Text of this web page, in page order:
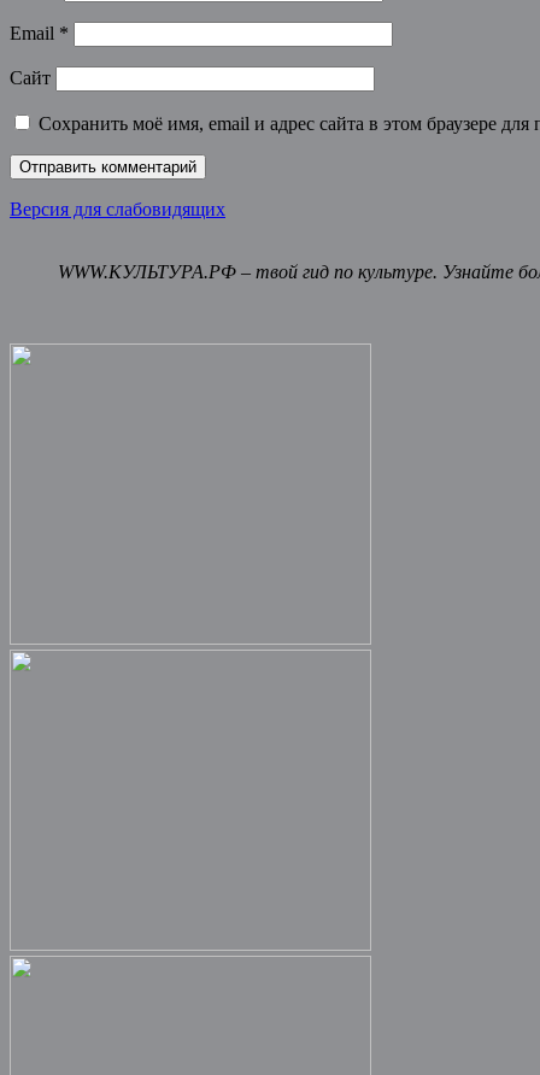
Email *
Сайт
Сохранить моё имя, email и адрес сайта в этом браузере
Версия для слабовидящих
WWW.КУЛЬТУРА.РФ – твой гид по культуре. Узнайте